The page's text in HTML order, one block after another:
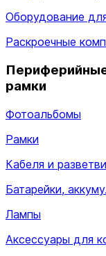
Оборудование
Раскроечные
рамки
Фотоальбомы
Рамки
Кабеля и
Батарейки,
Лампы
Аксессуары для